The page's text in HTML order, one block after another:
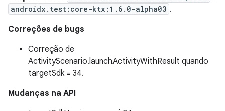
androidx.test:core-ktx:1.6.0-alpha03 .
Correções de bugs
Correção de
ActivityScenario.launchActivityWithResult quando
targetSdk = 34.
Mudanças na API